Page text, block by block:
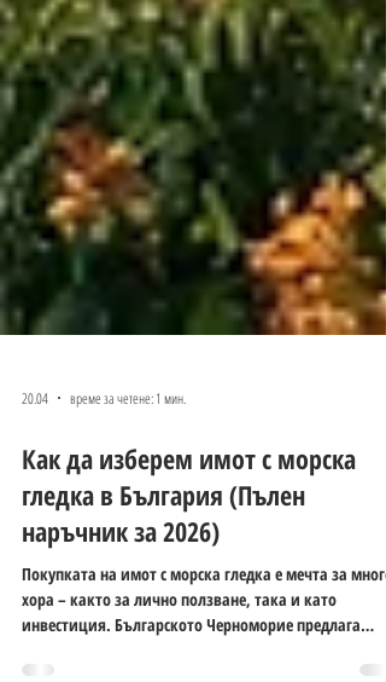
20.04 време за четене: 1 мин.
Как да изберем имот с морска
гледка в България (Пълен
наръчник за 2026)